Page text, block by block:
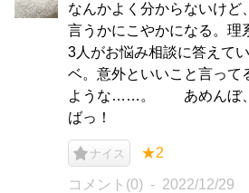
なんかよく分からないけど
言うかにこやかになる。理
3人がお悩み相談に答えて
ベ。意外といいこと言って
ような……。 あめんぼ、
ばっ！
ナイス ★2
コメント(0) 2022/12/29